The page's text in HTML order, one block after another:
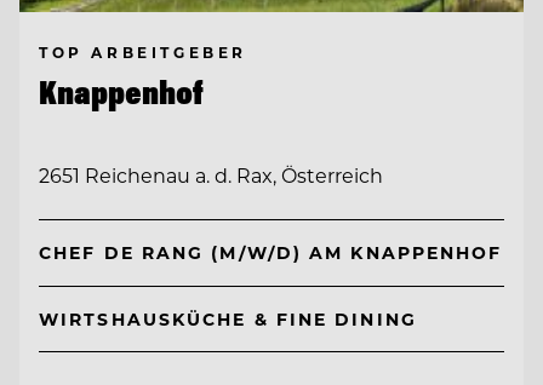
TOP ARBEITGEBER
Knappenhof
2651 Reichenau a. d. Rax, Österreich
CHEF DE RANG (M/W/D) AM KNAPPENHOF
WIRTSHAUSKÜCHE & FINE DINING